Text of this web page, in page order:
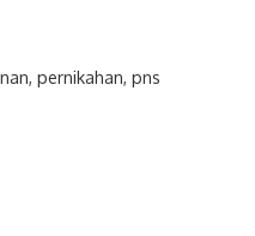
,pernikahan,pns